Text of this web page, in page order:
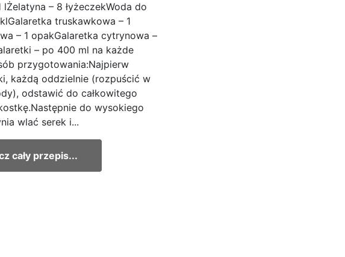
– 8 łyżeczekWoda do
truskawkowa – 1
– 1 opakGalaretka cytrynowa –
– po 400 ml na każde
przygotowania:Najpierw
każdą oddzielnie (rozpuścić w
odstawić do całkowitego
do wysokiego
wlać serek i...
cały przepis...